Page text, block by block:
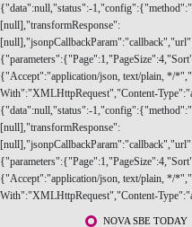
{"data":null,"status":-
[null],"transformResponse":
{"Accept":"application/json, text/plain, */
With":"XMLHttpRequest","Content-
{"data":null,"status":-
[null],"transformResponse":
{"Accept":"application/json, text/plain, */
With":"XMLHttpRequest","Content-
Saltar para o conteúdo principal
NOVA SBE TODAY
SOBRE NÓS
CURSOS
DOCENTES E